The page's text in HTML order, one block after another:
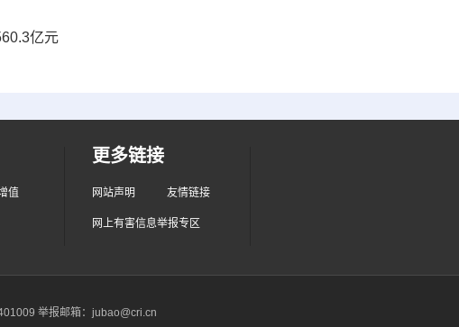
亿元
值
更多链接
网站声明 友情链接
网上有害信息举报专区
举报邮箱：jubao@cri.cn